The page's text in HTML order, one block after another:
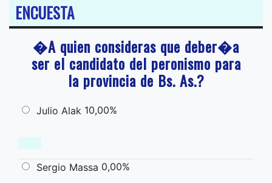
ENCUESTA
�A quien consideras que deber�a
ser el candidato del peronismo para
la provincia de Bs. As.?
Julio Alak 10,00%
Sergio Massa 0,00%